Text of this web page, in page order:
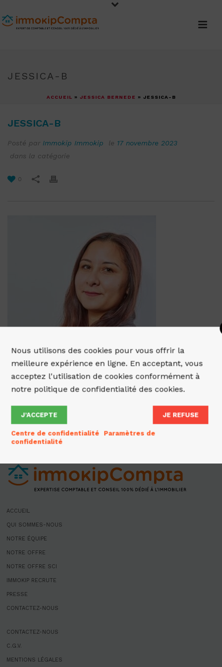
JESSICA-B
ACCUEIL » JESSICA BERNEDE » JESSICA-B
JESSICA-B
Posté par Immokip Immokip le 17 novembre 2023
dans la catégorie
0
ACCUEIL
QUI SOMMES-NOUS
NOTRE ÉQUIPE
NOTRE OFFRE
NOTRE OFFRE SCI
IMMOKIP RECRUTE
PRESSE
CONTACTEZ-NOUS
CONTACTEZ-NOUS
C.G.V.
MENTIONS LÉGALES
Nous utilisons des cookies pour vous offrir la
meilleure expérience en ligne. En acceptant, vous
acceptez l'utilisation de cookies conformément à
notre politique de confidentialité des cookies.
J’ACCEPTE JE REFUSE
Centre de confidentialité
Paramètres de
confidentialité